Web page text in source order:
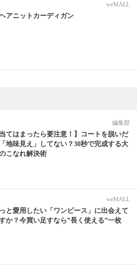
weMALL
アニットカーディガン
編集部
当てはまったら要注意！】コートを脱いだ
地味見え」してない？30秒で完成する大
こなれ解決術
weMALL
と愛用したい「ワンピース」に出会えて
か？今買い足すなら”長く使える”一枚